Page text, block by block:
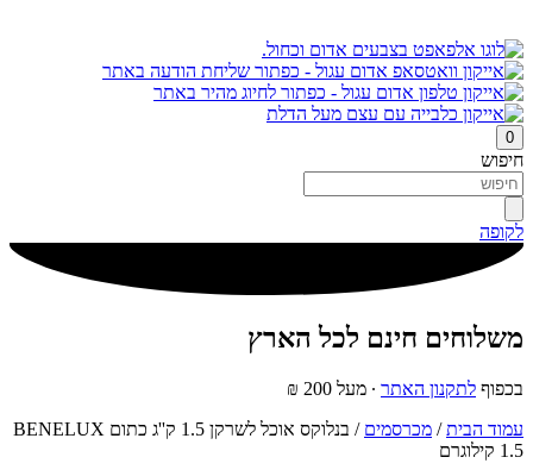
0
חיפוש
לקופה
משלוחים חינם לכל הארץ
בכפוף לתקנון האתר ∙ מעל 200 ₪
עמוד הבית/ מכרסמים
/ בנלוקס אוכל לשרקן 1.5 ק''ג כתום BENELUX
1.5 קילוגרם